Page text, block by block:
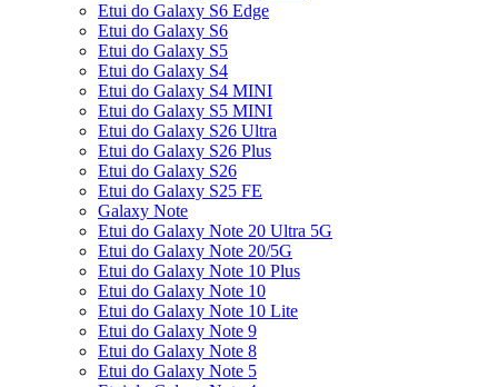
Etui do Galaxy S6 Edge
Etui do Galaxy S6
Etui do Galaxy S5
Etui do Galaxy S4
Etui do Galaxy S4 MINI
Etui do Galaxy S5 MINI
Etui do Galaxy S26 Ultra
Etui do Galaxy S26 Plus
Etui do Galaxy S26
Etui do Galaxy S25 FE
Galaxy Note
Etui do Galaxy Note 20 Ultra 5G
Etui do Galaxy Note 20/5G
Etui do Galaxy Note 10 Plus
Etui do Galaxy Note 10
Etui do Galaxy Note 10 Lite
Etui do Galaxy Note 9
Etui do Galaxy Note 8
Etui do Galaxy Note 5